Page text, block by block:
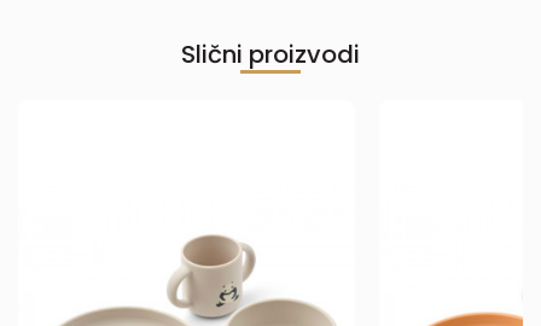
Slični proizvodi